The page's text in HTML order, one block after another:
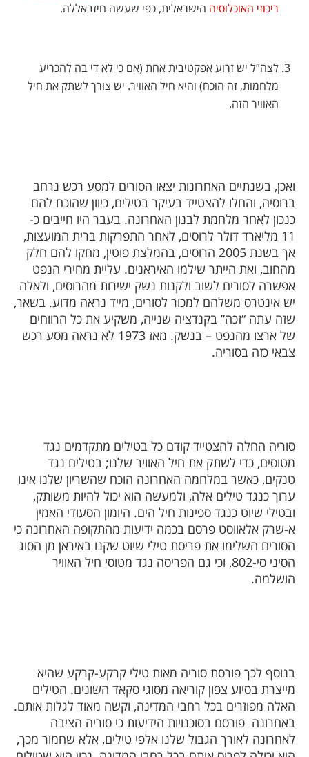
ריכוזי האוכלוסיה הישראלית, כפי שעשה חיזבאללה.
לצה”ל יש זרוע אפקטיבית אחת (אם כי לא די בה להכריע
מלחמות, זה הוכח) והיא חיל האוויר. יש צורך לשתק את חיל
האוויר הזה.
ואכן, בשנתיים האחרונות יצאו הסורים למסע רכש נרחב
ברוסיה, והחלו להצטייד בעיקר בטילים, כיוון שהוכח להם
כנכון לאחר מלחמת לבנון האחרונה. בעבר היו חייבים כ-
11 מליארד דולר לרוסים, לאחר התפרקות ברית המועצות,
אך בשנת 2005 הרוסים, בהמלצת פוטין, מחקו להם חלק
מהחוב, ואת הייתר שילמו האיראנים. עליית מחירי הנפט
אפשרה לסורים לשוב ולקנות נשק ישירות מהרוסים, ולאלה
יש אינטרס משלהם למכור לסורים, מייד נראה מדוע. בשאר,
שזה עתה “זכה” בקנדציה שנייה, משקיע את כל הרווחים
של ארצו מהנפט – בנשק. מאז 1973 לא נראה מסע רכש
צבאי כזה בסוריה.
סוריה החלה להצטייד קודם כל בטילים מתקדמים נגד
מטוסים, כדי לשתק את חיל האוויר שלנו; בטילים נגד
טנקים, כאשר במלחמה האחרונה הוכח שהשריון שלנו אינו
ערוך כנגד טילים אלה, ולמעשה הוא יכול להיות משותק,
ובטילי שיוט כנגד ספינות חיל הים. היומון הסעודי האמין
א-שרק אלאווסט פרסם בכמה ידיעות מהתקופה האחרונה כי
הסורים השלימו את פריסת טילי שיוט שקנו באיראן מן הסוג
הסיני סי-802, וכי גם הפריסה נגד מטוסי חיל האוויר
הושלמה.
בנוסף לכך פורסת סוריה מאות טילי קרקע-קרקע שהיא
מייצרת בסיוע צפון קוריאה מסוגי סקאד השונים. הטילים
האלה מפוזרים בכל רחבי המדינה, וקשה מאוד לגלות אותם.
באחרונה פורסם בסוכנויות הידיעות כי סוריה הציבה
לאחרונה לאורך הגבול שלנו אלפי טילים, אלא שחמור מכך,